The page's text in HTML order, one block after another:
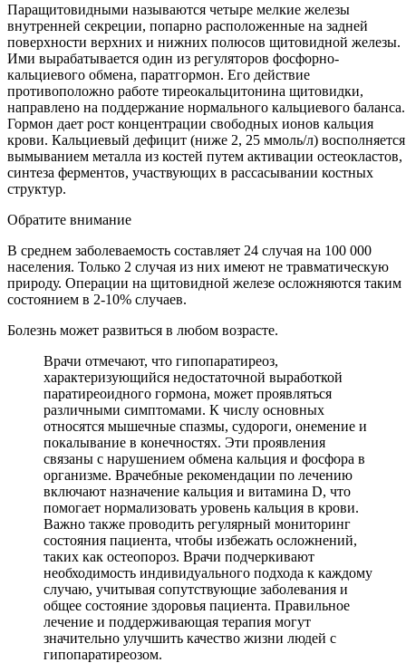
Паращитовидными называются четыре мелкие железы
внутренней секреции, попарно расположенные на задней
поверхности верхних и нижних полюсов щитовидной железы.
Ими вырабатывается один из регуляторов фосфорно-
кальциевого обмена, паратгормон. Его действие
противоположно работе тиреокальцитонина щитовидки,
направлено на поддержание нормального кальциевого баланса.
Гормон дает рост концентрации свободных ионов кальция
крови. Кальциевый дефицит (ниже 2, 25 ммоль/л) восполняется
вымыванием металла из костей путем активации остеокластов,
синтеза ферментов, участвующих в рассасывании костных
структур.
Обратите внимание
В среднем заболеваемость составляет 24 случая на 100 000
населения. Только 2 случая из них имеют не травматическую
природу. Операции на щитовидной железе осложняются таким
состоянием в 2-10% случаев.
Болезнь может развиться в любом возрасте.
Врачи отмечают, что гипопаратиреоз,
характеризующийся недостаточной выработкой
паратиреоидного гормона, может проявляться
различными симптомами. К числу основных
относятся мышечные спазмы, судороги, онемение и
покалывание в конечностях. Эти проявления
связаны с нарушением обмена кальция и фосфора в
организме. Врачебные рекомендации по лечению
включают назначение кальция и витамина D, что
помогает нормализовать уровень кальция в крови.
Важно также проводить регулярный мониторинг
состояния пациента, чтобы избежать осложнений,
таких как остеопороз. Врачи подчеркивают
необходимость индивидуального подхода к каждому
случаю, учитывая сопутствующие заболевания и
общее состояние здоровья пациента. Правильное
лечение и поддерживающая терапия могут
значительно улучшить качество жизни людей с
гипопаратиреозом.